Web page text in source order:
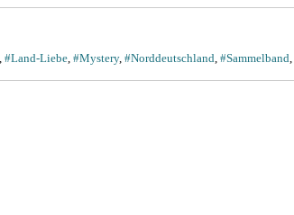
,#Land-Liebe ,#Mystery,#Norddeutschland ,#Sammelband